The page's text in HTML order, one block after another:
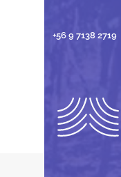
+56 9 7138 2719